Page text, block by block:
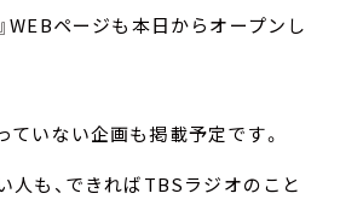
WEBページも本日からオープンし
いない企画も掲載予定です。
人も、できればTBSラジオのこと